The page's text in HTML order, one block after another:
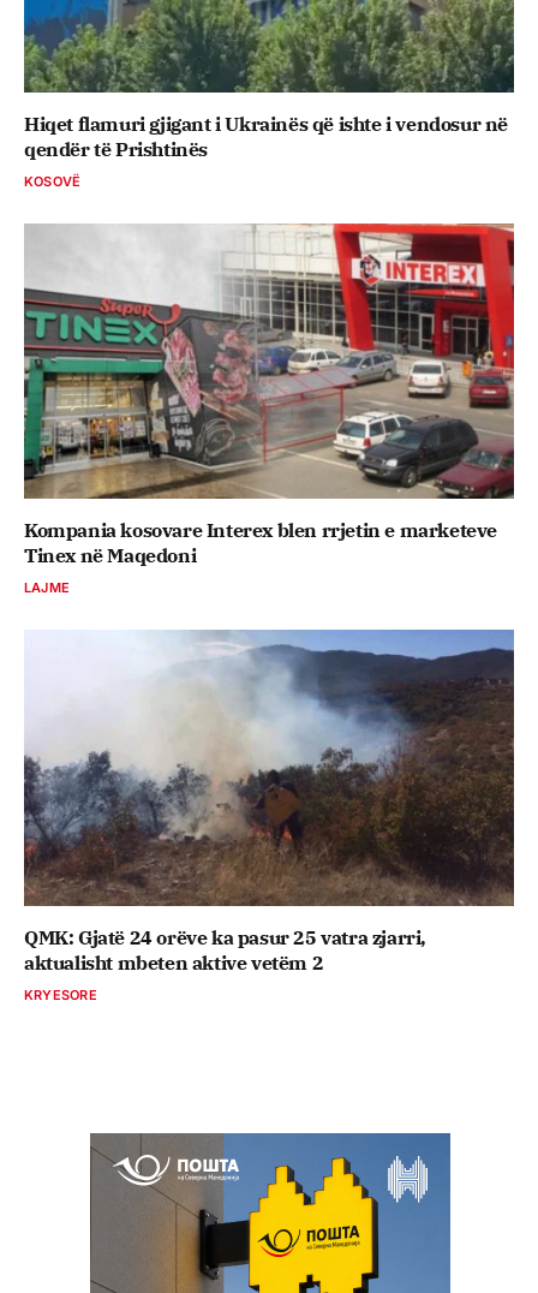
Hiqet flamuri gjigant i Ukrainës që ishte i vendosur në
qendër të Prishtinës
KOSOVË
Kompania kosovare Interex blen rrjetin e marketeve
Tinex në Maqedoni
LAJME
QMK: Gjatë 24 orëve ka pasur 25 vatra zjarri,
aktualisht mbeten aktive vetëm 2
KRYESORE